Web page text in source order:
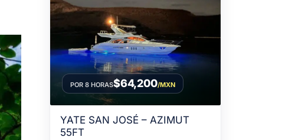
POR 8 HORAS$64,200/MXN
YATE SAN JOSÉ – AZIMUT
55FT